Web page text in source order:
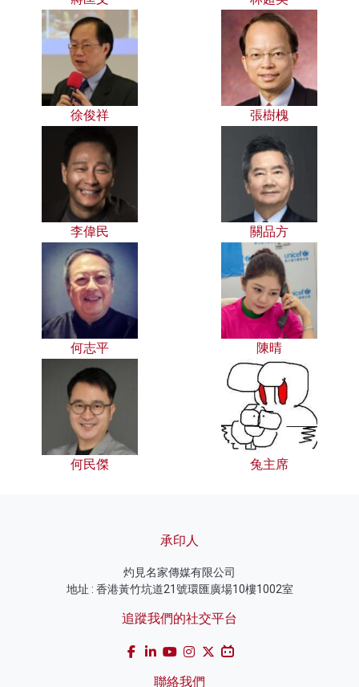
徐俊祥 張樹槐
李偉民 關品方
何志平 陳晴
何民傑 兔主席
承印人
灼見名家傳媒有限公司
地址 : 香港黃竹坑道21號環匯廣場10樓1002室
追蹤我們的社交平台
聯絡我們